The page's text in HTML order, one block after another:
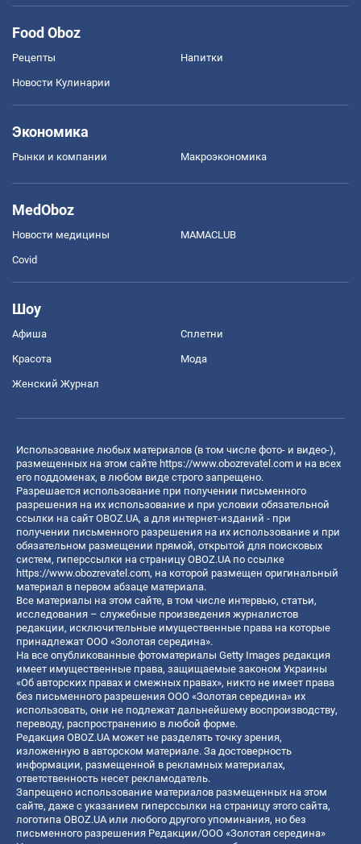
Food Oboz
Рецепты Напитки
Новости Кулинарии
Экономика
Рынки и компании Mакроэкономика
MedOboz
Новости медицины MAMACLUB
Covid
Шоу
Афиша Сплетни
Красота Мода
Женский Журнал
Использование любых материалов (в том числе фото- и видео-),
размещенных на этом сайте https://www.obozrevatel.com и на всех
его поддоменах, в любом виде строго запрещено.
Разрешается использование при получении письменного
разрешения на их использование и при условии обязательной
ссылки на сайт OBOZ.UA, а для интернет-изданий - при
получении письменного разрешения на их использование и при
обязательном размещении прямой, открытой для поисковых
систем, гиперссылки на страницу OBOZ.UA по ссылке
https://www.obozrevatel.com, на которой размещен оригинальный
материал в первом абзаце материала.
Все материалы на этом сайте, в том числе интервью, статьи,
исследования – служебные произведения журналистов
редакции, исключительные имущественные права на которые
принадлежат ООО «Золотая середина».
На все опубликованные фотоматериалы Getty Images редакция
имеет имущественные права, защищаемые законом Украины
«Об авторских правах и смежных правах», никто не имеет права
без письменного разрешения ООО «Золотая середина» их
использовать, они не подлежат дальнейшему воспроизводству,
переводу, распространению в любой форме.
Редакция OBOZ.UA может не разделять точку зрения,
изложенную в авторском материале. За достоверность
информации, размещенной в рекламных материалах,
ответственность несет рекламодатель.
Запрещено использование материалов размещенных на этом
сайте, даже с указанием гиперссылки на страницу этого сайта,
логотипа OBOZ.UA или любого другого упоминания, но без
письменного разрешения Редакции/ООО «Золотая середина»